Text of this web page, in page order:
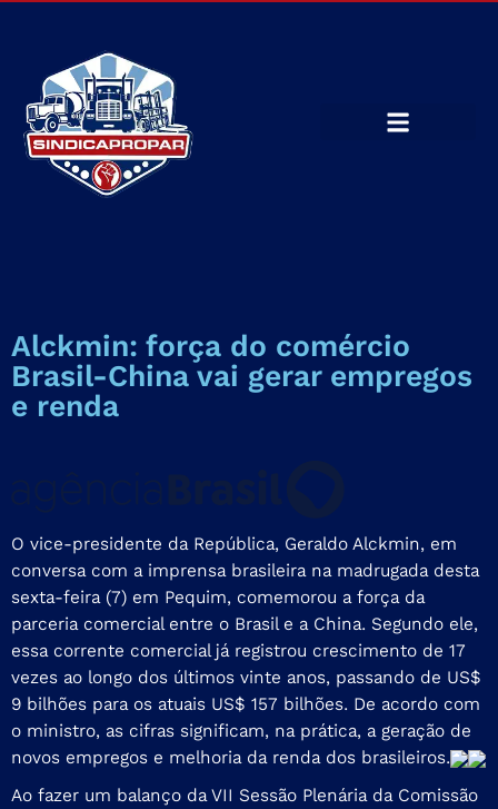
Alckmin: força do comércio
Brasil-China vai gerar empregos
e renda
O vice-presidente da República, Geraldo Alckmin, em
conversa com a imprensa brasileira na madrugada desta
sexta-feira (7) em Pequim, comemorou a força da
parceria comercial entre o Brasil e a China. Segundo ele,
essa corrente comercial já registrou crescimento de 17
vezes ao longo dos últimos vinte anos, passando de US$
9 bilhões para os atuais US$ 157 bilhões. De acordo com
o ministro, as cifras significam, na prática, a geração de
novos empregos e melhoria da renda dos brasileiros.
Ao fazer um balanço da VII Sessão Plenária da Comissão